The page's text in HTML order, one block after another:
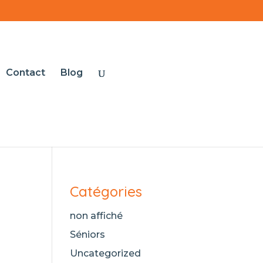
Contact Blog
Catégories
non affiché
Séniors
Uncategorized